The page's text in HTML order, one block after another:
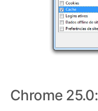
Chrome 25.0: